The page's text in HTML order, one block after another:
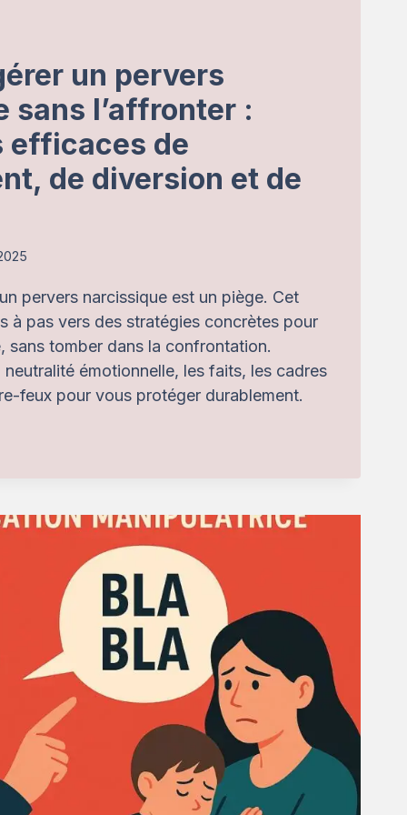
un pervers
sans l’affronter :
efficaces de
de diversion et de
pervers narcissique est un piège. Cet
à pas vers des stratégies concrètes pour
sans tomber dans la confrontation.
émotionnelle, les faits, les cadres
feux pour vous protéger durablement.